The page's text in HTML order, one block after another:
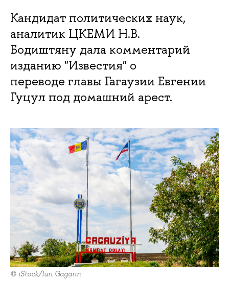
Кандидат политических наук,
аналитик ЦКЕМИ Н.В.
Бодиштяну дала комментарий
изданию "Известия" о
переводе главы Гагаузии Евгении
Гуцул под домашний арест.
© iStock/Iuri Gagarin